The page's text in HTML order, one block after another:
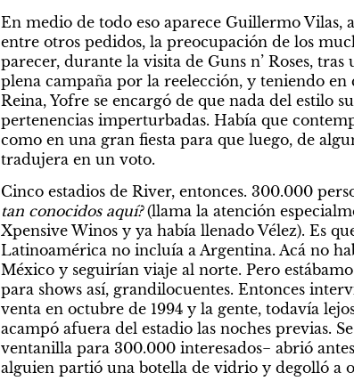
En medio de todo eso aparece Guillermo Vilas,
entre otros pedidos, la preocupación de los
parecer, durante la visita de Guns n’ Roses,
plena campaña por la reelección, y teniendo
Reina, Yofre se encargó de que nada del estilo
pertenencias imperturbadas. Había que
como en una gran fiesta para que luego, de
tradujera en un voto.
Cinco estadios de River, entonces. 300.000
tan conocidos aquí? (llama la atención
Xpensive Winos y ya había llenado Vélez). Es
Latinoamérica no incluía a Argentina. Acá no
México y seguirían viaje al norte. Pero
para shows así, grandilocuentes. Entonces
venta en octubre de 1994 y la gente, todavía
acampó afuera del estadio las noches previas.
ventanilla para 300.000 interesados− abrió
alguien partió una botella de vidrio y degolló a